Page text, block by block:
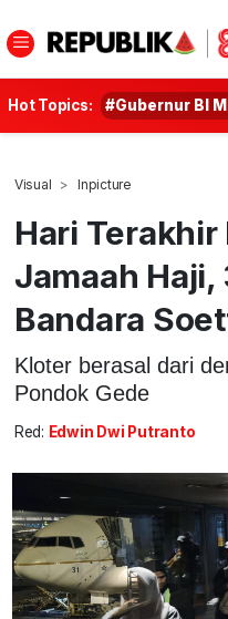
Hot Topics: #Gubernur BI
Visual Inpicture
Hari
Jamaah
Bandara
Kloter berasal dari
Pondok Gede
Red: Edwin Dwi Putranto